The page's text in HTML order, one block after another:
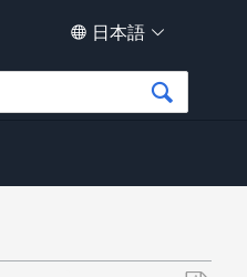
日本語